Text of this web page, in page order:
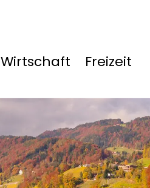
Wirtschaft
Freizeit